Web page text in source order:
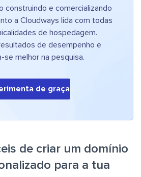
construindo e comercializando
a Cloudways lida com todas
de hospedagem.
de desempenho e
se melhor na pesquisa.
de graça
de criar um domínio
para a tua